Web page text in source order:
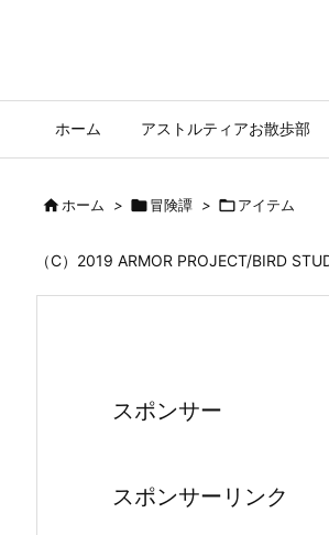
ホーム アストルティアお散歩部
ホーム > 冒険譚 > アイテム
（C）2019 ARMOR PROJECT/BIRD
スポンサー
スポンサーリンク